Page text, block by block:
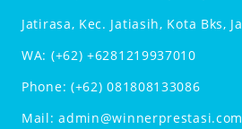
Jatirasa, Kec. Jatiasih, Kota Bks,
WA: (+62) +6281219937010
Phone: (+62) 081808133086
Mail:admin@winnerprestasi.com